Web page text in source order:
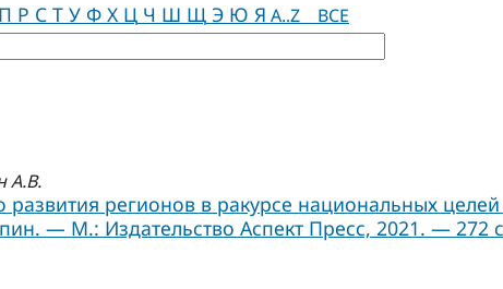
П Р С Т У Ф Х Ц Ч Ш Щ Э Ю Я A..Z ВСЕ
А.В.
развития регионов в ракурсе национальных
— М.: Издательство Аспект Пресс, 2021. — 272